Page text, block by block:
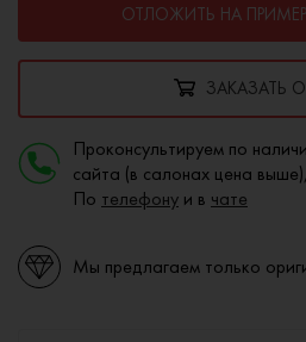
ОТЛОЖИТЬ НА
ЗАКАЗАТЬ
Проконсультируем по
сайта (в салонах цена
По телефону и в чате
Мы предлагаем только